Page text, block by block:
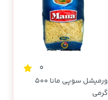
0
ورمیشل سوپی مانا 500
گرمی